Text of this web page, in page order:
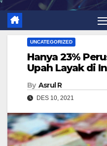
UNCATEGORIZED
Hanya 23%
Upah Layak di
By Asrul R
DES 10, 2021